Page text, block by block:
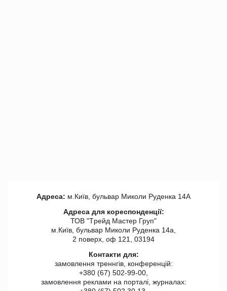
Адреса: м.Київ, бульвар Миколи Руденка 14А
Адреса для кореспонденції:
ТОВ "Tрейд Мастер Груп"
м.Київ, бульвар Миколи Руденка 14а,
2 поверх, оф 121, 03194
Контакти для:
замовлення треннгів, конференцій:
+380 (67) 502-99-00,
замовлення реклами на порталі, журналах: